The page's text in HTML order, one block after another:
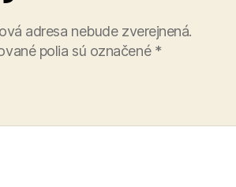
adresa nebude zverejnená.
polia sú označené *